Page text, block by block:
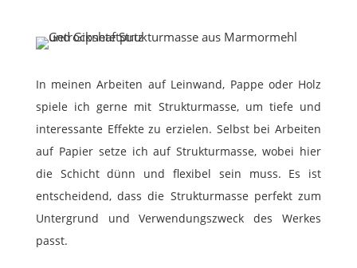
In meinen Arbeiten auf Leinwand, Pappe oder Holz
spiele ich gerne mit Strukturmasse, um tiefe und
interessante Effekte zu erzielen. Selbst bei Arbeiten
auf Papier setze ich auf Strukturmasse, wobei hier
die Schicht dünn und flexibel sein muss. Es ist
entscheidend, dass die Strukturmasse perfekt zum
Untergrund und Verwendungszweck des Werkes
passt.